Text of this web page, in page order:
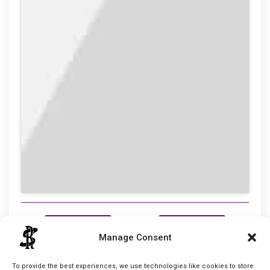
Manage Consent
To provide the best experiences, we use technologies like cookies to store